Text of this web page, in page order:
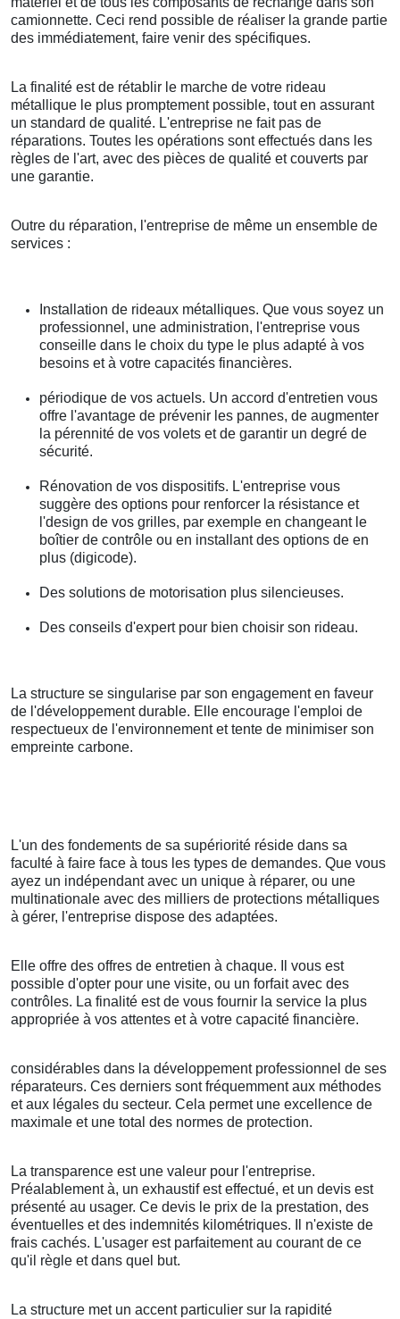
camionnette. Ceci rend possible de réaliser la grande partie
des immédiatement, faire venir des spécifiques.
La finalité est de rétablir le marche de votre rideau
métallique le plus promptement possible, tout en assurant
un standard de qualité. L'entreprise ne fait pas de
réparations. Toutes les opérations sont effectués dans les
règles de l'art, avec des pièces de qualité et couverts par
une garantie.
Outre du réparation, l'entreprise de même un ensemble de
services :
Installation de rideaux métalliques. Que vous soyez un
professionnel, une administration, l'entreprise vous
conseille dans le choix du type le plus adapté à vos
besoins et à votre capacités financières.
périodique de vos actuels. Un accord d'entretien vous
offre l'avantage de prévenir les pannes, de augmenter
la pérennité de vos volets et de garantir un degré de
sécurité.
Rénovation de vos dispositifs. L'entreprise vous
suggère des options pour renforcer la résistance et
l'design de vos grilles, par exemple en changeant le
boîtier de contrôle ou en installant des options de en
plus (digicode).
Des solutions de motorisation plus silencieuses.
Des conseils d'expert pour bien choisir son rideau.
La structure se singularise par son engagement en faveur
de l'développement durable. Elle encourage l'emploi de
respectueux de l'environnement et tente de minimiser son
empreinte carbone.
L'un des fondements de sa supériorité réside dans sa
faculté à faire face à tous les types de demandes. Que vous
ayez un indépendant avec un unique à réparer, ou une
multinationale avec des milliers de protections métalliques
à gérer, l'entreprise dispose des adaptées.
Elle offre des offres de entretien à chaque. Il vous est
possible d'opter pour une visite, ou un forfait avec des
contrôles. La finalité est de vous fournir la service la plus
appropriée à vos attentes et à votre capacité financière.
considérables dans la développement professionnel de ses
réparateurs. Ces derniers sont fréquemment aux méthodes
et aux légales du secteur. Cela permet une excellence de
maximale et une total des normes de protection.
La transparence est une valeur pour l'entreprise.
Préalablement à, un exhaustif est effectué, et un devis est
présenté au usager. Ce devis le prix de la prestation, des
éventuelles et des indemnités kilométriques. Il n'existe de
frais cachés. L'usager est parfaitement au courant de ce
qu'il règle et dans quel but.
La structure met un accent particulier sur la rapidité